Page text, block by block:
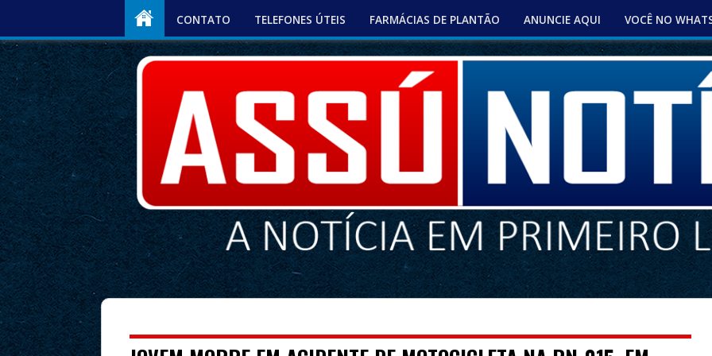
CONTATO TELEFONES ÚTEIS FARMÁCIAS DE PLANTÃO ANUNCIE AQUI VOCÊ NO